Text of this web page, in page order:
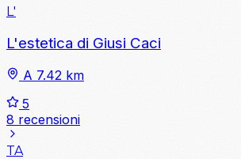
L'
L'estetica di Giusi Caci
A 7.42 km
5
8 recensioni
TA